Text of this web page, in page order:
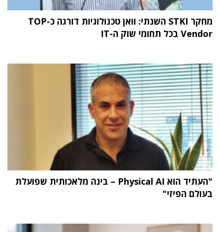
מחקר STKI השנתי: וואן טכנולוגיות דורגה כ-TOP
Vendor בכל תחומי שוק ה-IT
"העתיד הוא Physical AI – בינה מלאכותית שפועלת
בעולם הפיזי"